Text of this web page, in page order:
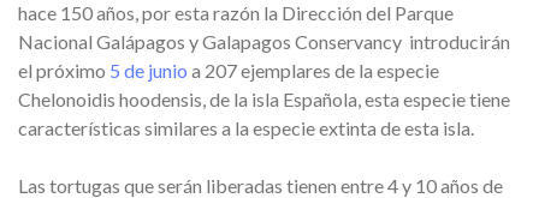
hace 150 años, por esta razón la Dirección del Parque
Nacional Galápagos y Galapagos Conservancy introducirán
el próximo 5 de junio a 207 ejemplares de la especie
Chelonoidis hoodensis, de la isla Española, esta especie tiene
características similares a la especie extinta de esta isla.
Las tortugas que serán liberadas tienen entre 4 y 10 años de